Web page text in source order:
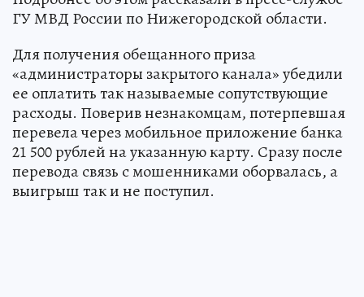
ГУ МВД России по Нижегородской области.
Для получения обещанного приза
«администраторы закрытого канала» убедили
ее оплатить так называемые сопутствующие
расходы. Поверив незнакомцам, потерпевшая
перевела через мобильное приложение банка
21 500 рублей на указанную карту. Сразу после
перевода связь с мошенниками оборвалась, а
выигрыш так и не поступил.